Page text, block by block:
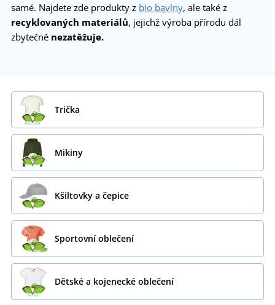
samé. Najdete zde produkty z bio bavlny, ale také z
recyklovaných materiálů, jejichž výroba přírodu dál
zbytečně nezatěžuje.
Trička
Mikiny
Kšiltovky a čepice
Sportovní oblečení
Dětské a kojenecké oblečení